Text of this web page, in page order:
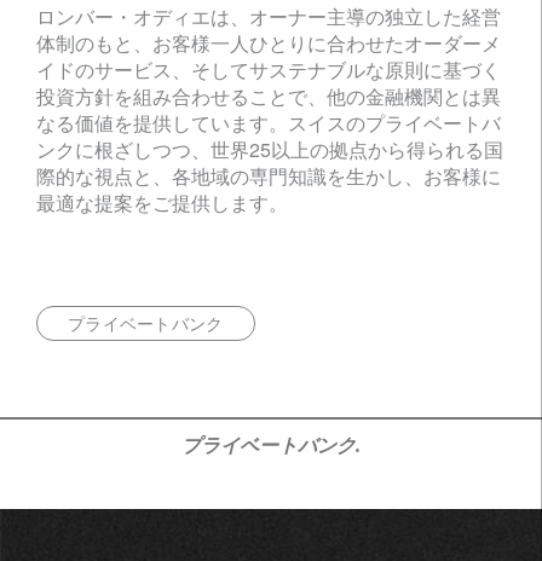
ロンバー・オディエは、オーナー主導の独立した経営
体制のもと、お客様一人ひとりに合わせたオーダーメ
イドのサービス、そしてサステナブルな原則に基づく
投資方針を組み合わせることで、他の金融機関とは異
なる価値を提供しています。スイスのプライベートバ
ンクに根ざしつつ、世界25以上の拠点から得られる国
際的な視点と、各地域の専門知識を生かし、お客様に
最適な提案をご提供します。
プライベートバンク
プライベートバンク